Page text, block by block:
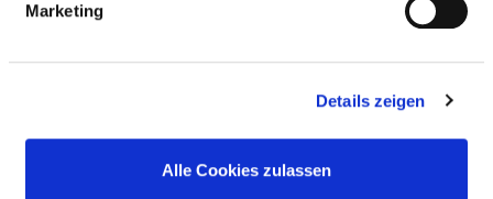
Marketing
Details zeigen
Alle Cookies zulassen
BASIS-INFOS
Anzahl Betten: 137
Anzahl der Fachabteilungen: 2